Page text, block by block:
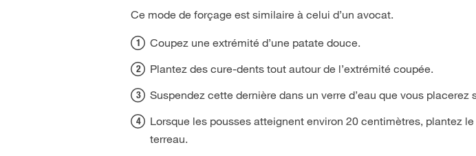
Ce mode de forçage est similaire à celui d’un avocat.
Coupez une extrémité d’une patate douce.
Plantez des cure-dents tout autour de l’extrémité coupée.
Suspendez cette dernière dans un verre d’eau que vous placerez
Lorsque les pousses atteignent environ 20 centimètres, plantez
terreau.